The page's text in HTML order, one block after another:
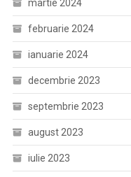
martie 2024
februarie 2024
ianuarie 2024
decembrie 2023
septembrie 2023
august 2023
iulie 2023